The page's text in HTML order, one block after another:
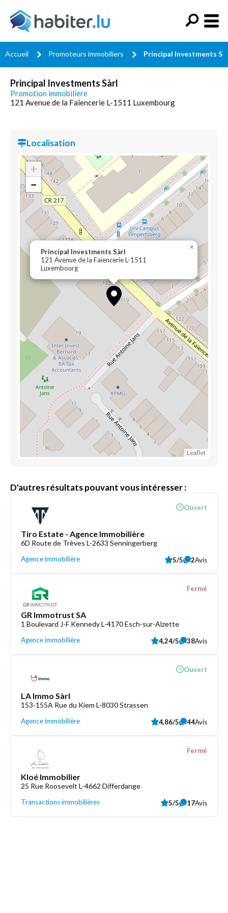
Accueil Promoteurs immobiliers Principal Investments
Principal Investments Sàrl
Promotion immobilière
121 Avenue de la Faïencerie L-1511 Luxembourg
Localisation
Principal Investments Sàrl
121 Avenue de la Faïencerie L-1511
Luxembourg
×
+
−
Leaflet
D'autres résultats pouvant vous intéresser :
Tiro Estate - Agence Immobilière
6D Route de Trèves L-2633 Senningerberg
Agence immobilière
Ouvert
5/5 2Avis
GR Immotrust SA
1 Boulevard J-F Kennedy L-4170 Esch-sur-Alzette
Agence immobilière
Fermé
4,24/5 38Avis
LA Immo Sàrl
153-155A Rue du Kiem L-8030 Strassen
Agence immobilière
Ouvert
4,86/5 44Avis
Kloé Immobilier
25 Rue Roosevelt L-4662 Differdange
Transactions immobilières
Fermé
5/5 17Avis